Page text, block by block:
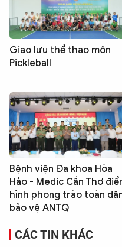
Giao lưu thể thao môn
Pickleball
Bệnh viện Đa khoa Hòa
Hảo - Medic Cần Thơ
hình phong trào toàn
bảo vệ ANTQ
CÁC TIN KHÁC